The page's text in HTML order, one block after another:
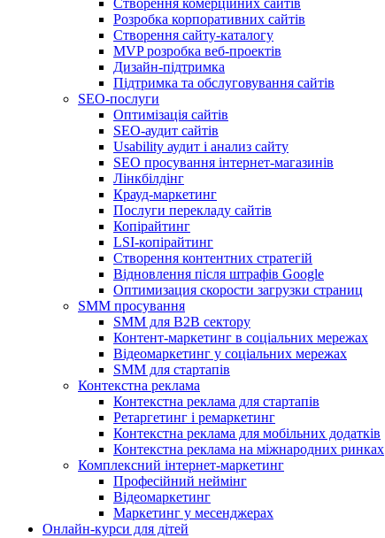
Створення комерційних сайтів
Розробка корпоративних сайтів
Створення сайту-каталогу
MVP розробка веб-проектів
Дизайн-підтримка
Підтримка та обслуговування сайтів
SEO-послуги
Оптимізація сайтів
SEO-аудит сайтів
Usability аудит і анализ сайту
SEO просування інтернет-магазинів
Лінкбілдінг
Крауд-маркетинг
Послуги перекладу сайтів
Копірайтинг
LSI-копірайтинг
Створення контентних стратегій
Відновлення після штрафів Google
Оптимизация скорости загрузки страниц
SMM просування
SMM для B2B сектору
Контент-маркетинг в соціальних мережах
Відеомаркетинг у соціальних мережах
SMM для стартапів
Контекстна реклама
Контекстна реклама для стартапів
Ретаргетинг і ремаркетинг
Контекстна реклама для мобільних додатків
Контекстна реклама на міжнародних ринках
Комплексний інтернет-маркетинг
Професійний неймінг
Відеомаркетинг
Маркетинг у месенджерах
Онлайн-курси для дітей